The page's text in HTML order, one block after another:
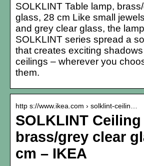
SOLKLINT Table lamp,
glass, 28 cm Like small
and grey clear glass, the
SOLKLINT series spread a
that creates exciting
ceilings – wherever you
them.
http s://www.ikea.com › solklint-ceilin…
SOLKLINT
brass/grey clear
cm – IKEA